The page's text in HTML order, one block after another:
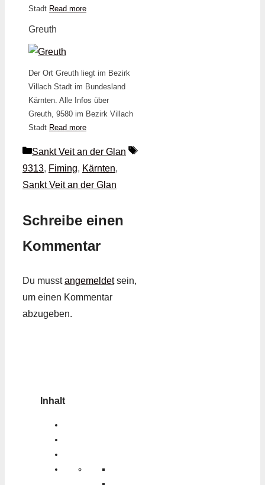
Stadt Read more
Greuth
Der Ort Greuth liegt im Bezirk
Villach Stadt im Bundesland
Kärnten. Alle Infos über
Greuth, 9580 im Bezirk Villach
Stadt Read more
Kategorien
Sankt Veit an der Glan
Schlagwörter
9313, Fiming, Kärnten,
Sankt Veit an der Glan
Schreibe einen
Kommentar
Du musstangemeldetsein,
um einen Kommentar
abzugeben.
Inhalt